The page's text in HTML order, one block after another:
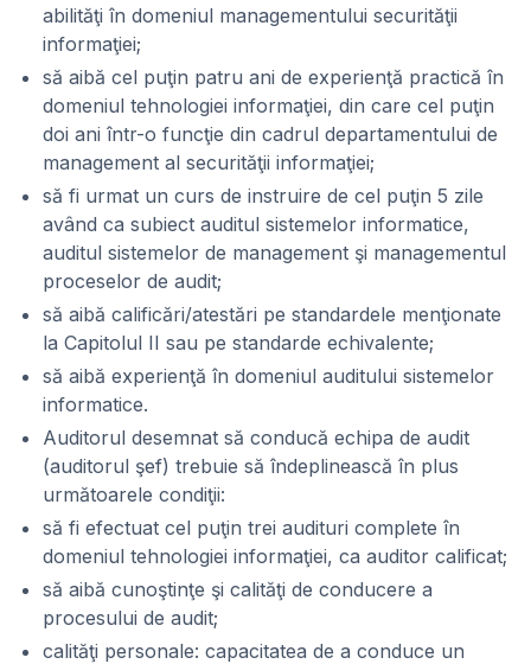
abilităţi în domeniul managementului securităţii
informaţiei;
să aibă cel puţin patru ani de experienţă practică în
domeniul tehnologiei informaţiei, din care cel puţin
doi ani într-o funcţie din cadrul departamentului de
management al securităţii informaţiei;
să fi urmat un curs de instruire de cel puţin 5 zile
având ca subiect auditul sistemelor informatice,
auditul sistemelor de management şi managementul
proceselor de audit;
să aibă calificări/atestări pe standardele menţionate
la Capitolul II sau pe standarde echivalente;
să aibă experienţă în domeniul auditului sistemelor
informatice.
Auditorul desemnat să conducă echipa de audit
(auditorul şef) trebuie să îndeplinească în plus
următoarele condiţii:
să fi efectuat cel puţin trei audituri complete în
domeniul tehnologiei informaţiei, ca auditor calificat;
să aibă cunoştinţe şi calităţi de conducere a
procesului de audit;
calităţi personale: capacitatea de a conduce un